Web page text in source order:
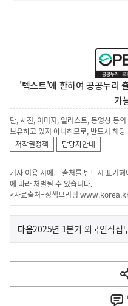
'텍스트'에 한하여 공공누리
가
단, 사진, 이미지, 일러스트, 동영상 등
보유하고 있지 아니하므로, 반드시 해
저작권정책
담당자안내
기사 이용 시에는 출처를 반드시 표기
에 따라 처벌될 수 있습니다.
<자료출처=정책브리핑
이
전
다
음
다음기